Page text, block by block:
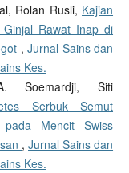
Rolan Rusli, Kajian
Rawat Inap di
,Jurnal Sains dan
Kes.
Soemardji, Siti
Serbuk Semut
Mencit Swiss
,Jurnal Sains dan
Kes.